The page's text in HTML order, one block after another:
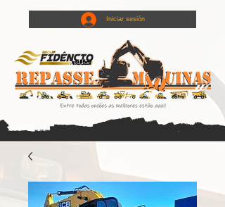
Iniciar sesión